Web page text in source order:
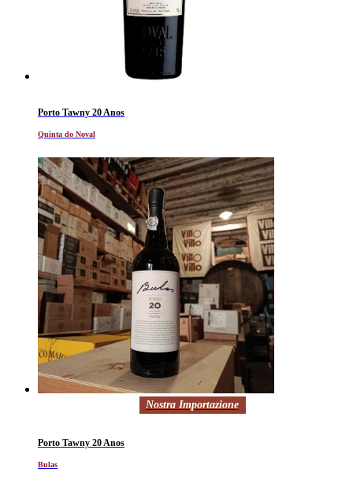
Porto Tawny 20 Anos
Quinta do Noval
Nostra Importazione
Porto Tawny 20 Anos
Bulas